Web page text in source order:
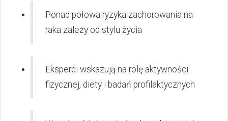
Ponad połowa ryzyka zachorowania na
raka zależy od stylu życia
Eksperci wskazują na rolę aktywności
fizycznej, diety i badań profilaktycznych